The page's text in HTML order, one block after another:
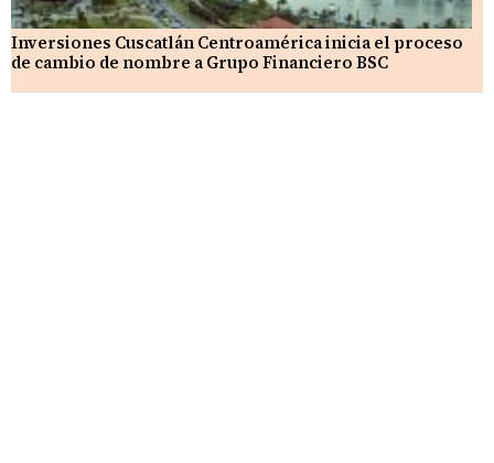
Inversiones Cuscatlán Centroamérica inicia el proceso
de cambio de nombre a Grupo Financiero BSC